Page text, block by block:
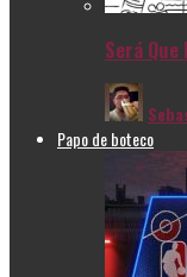
Será Que
Papo de boteco